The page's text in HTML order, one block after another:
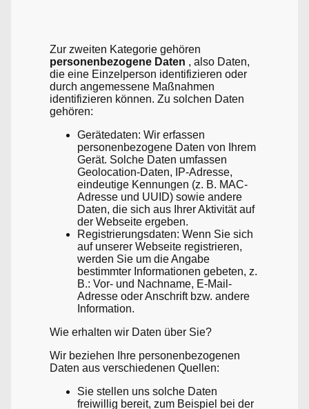
Zur zweiten Kategorie gehören
personenbezogene Daten , also Daten,
die eine Einzelperson identifizieren oder
durch angemessene Maßnahmen
identifizieren können. Zu solchen Daten
gehören:
Gerätedaten: Wir erfassen
personenbezogene Daten von Ihrem
Gerät. Solche Daten umfassen
Geolocation-Daten, IP-Adresse,
eindeutige Kennungen (z. B. MAC-
Adresse und UUID) sowie andere
Daten, die sich aus Ihrer Aktivität auf
der Webseite ergeben.
Registrierungsdaten: Wenn Sie sich
auf unserer Webseite registrieren,
werden Sie um die Angabe
bestimmter Informationen gebeten, z.
B.: Vor- und Nachname, E-Mail-
Adresse oder Anschrift bzw. andere
Information.
Wie erhalten wir Daten über Sie?
Wir beziehen Ihre personenbezogenen
Daten aus verschiedenen Quellen:
Sie stellen uns solche Daten
freiwillig bereit, zum Beispiel bei der